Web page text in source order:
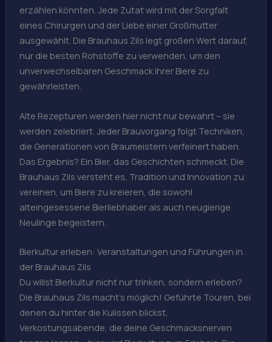
erzählen könnten. Jede Zutat wird mit der Sorgfalt
eines Chirurgen und der Liebe einer Großmutter
ausgewählt. Die Brauhaus Zils legt großen Wert darauf,
nur die besten Rohstoffe zu verwenden, um den
unverwechselbaren Geschmack ihrer Biere zu
gewährleisten.
Alte Rezepturen werden hier nicht nur bewahrt – sie
werden zelebriert. Jeder Brauvorgang folgt Techniken,
die Generationen von Braumeistern verfeinert haben.
Das Ergebnis? Ein Bier, das Geschichten schmeckt. Die
Brauhaus Zils versteht es, Tradition und Innovation zu
vereinen, um Biere zu kreieren, die sowohl
alteingesessene Bierliebhaber als auch neugierige
Neulinge begeistern.
Bierkultur erleben: Veranstaltungen und Führungen in
der Brauhaus Zils
Du willst Bierkultur nicht nur trinken, sondern erleben?
Die Brauhaus Zils macht’s möglich! Geführte Touren, bei
denen du hinter die Kulissen blickst,
Verkostungsabende, die deine Geschmacksnerven